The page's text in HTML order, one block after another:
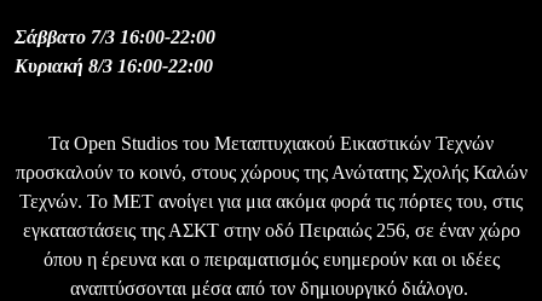
Σάββατο 7/3 16:00-22:00
Κυριακή 8/3 16:00-22:00
Τα Open Studios του Μεταπτυχιακού Εικαστικών Τεχνών
προσκαλούν το κοινό, στους χώρους της Ανώτατης Σχολής Καλών
Τεχνών. To ΜΕΤ ανοίγει για μια ακόμα φορά τις πόρτες του, στις
εγκαταστάσεις της ΑΣΚΤ στην οδό Πειραιώς 256, σε έναν χώρο
όπου η έρευνα και ο πειραματισμός ευημερούν και οι ιδέες
αναπτύσσονται μέσα από τον δημιουργικό διάλογο.